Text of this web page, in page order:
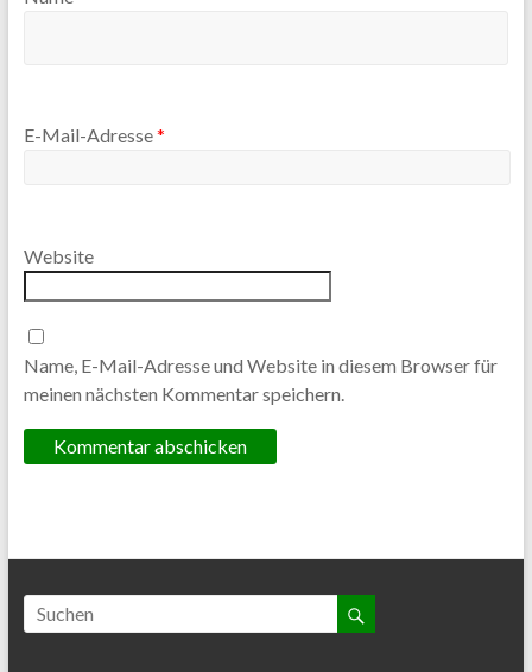
E-Mail-Adresse*
Website
Name, E-Mail-Adresse und Website in diesem Browser für
meinen nächsten Kommentar speichern.